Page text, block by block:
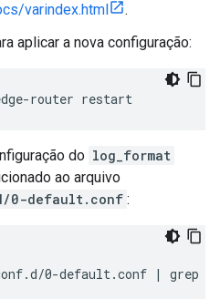
varindex.html
.
aplicar a nova configuração:
router restart
do log_format
ao arquivo
0-default.conf :
0-default.conf | grep